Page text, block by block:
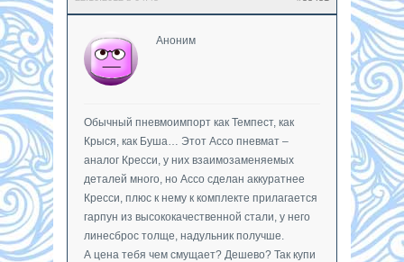
Аноним
Обычный пневмоимпорт как Темпест, как
Крыся, как Буша… Этот Aссо пневмат –
аналог Кресси, у них взаимозаменяемых
деталей много, но Ассо сделан аккуратнее
Кресси, плюс к нему к комплекте прилагается
гарпун из высококачественной стали, у него
линесброс толще, надульник получше.
А цена тебя чем смущает? Дешево? Так купи